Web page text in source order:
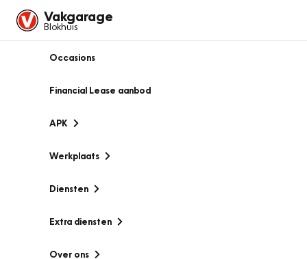
Vakgarage
Blokhuis
Occasions
Financial Lease aanbod
APK
Werkplaats
Diensten
Extra diensten
Over ons